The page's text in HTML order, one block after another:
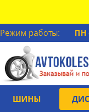
Режим работы: ПН
ШИНЫ